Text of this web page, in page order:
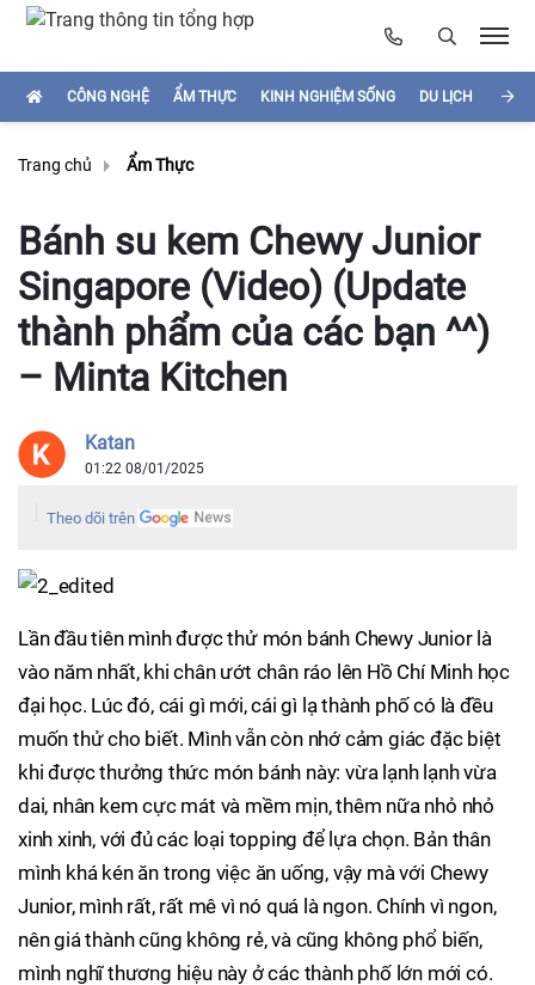
CÔNG NGHỆ ẨM THỰC KINH NGHIỆM SỐNG DU LỊCH
Trang chủ Ẩm Thực
Bánh su kem Chewy Junior
Singapore (Video) (Update
thành phẩm của các bạn ^^)
– Minta Kitchen
Katan
01:22 08/01/2025
Theo dõi trên
Lần đầu tiên mình được thử món bánh Chewy Junior là
vào năm nhất, khi chân ướt chân ráo lên Hồ Chí Minh học
đại học. Lúc đó, cái gì mới, cái gì lạ thành phố có là đều
muốn thử cho biết. Mình vẫn còn nhớ cảm giác đặc biệt
khi được thưởng thức món bánh này: vừa lạnh lạnh vừa
dai, nhân kem cực mát và mềm mịn, thêm nữa nhỏ nhỏ
xinh xinh, với đủ các loại topping để lựa chọn. Bản thân
mình khá kén ăn trong việc ăn uống, vậy mà với Chewy
Junior, mình rất, rất mê vì nó quá là ngon. Chính vì ngon,
nên giá thành cũng không rẻ, và cũng không phổ biến,
mình nghĩ thương hiệu này ở các thành phố lớn mới có.